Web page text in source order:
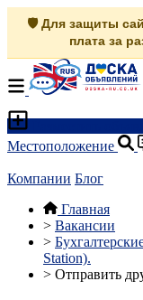
🛡️ Для защиты
плата за
Местоположение
Компании Блог
Главная
> Вакансии
>
Station).
> Отправить